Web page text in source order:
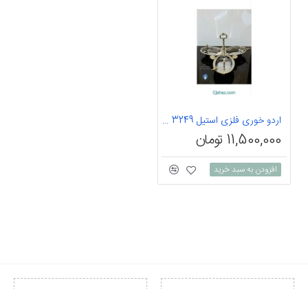
اردو خوری فلزی استیل bird 3249
11,500,000 تومان
افزودن به سبد خرید